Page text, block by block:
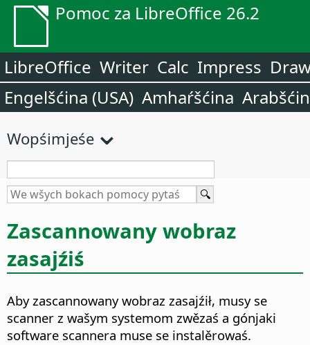
Pomoc za LibreOffice 26.2
LibreOffice Writer Calc Impress
Engelšćina (USA) Amhaŕšćina
Wopśimjeśe
Zascannowany wobraz
zasajźiś
Aby zascannowany wobraz zasajźił, musy se
scanner z wašym systemom zwězaś a gónjaki
software scannera muse se instalěrowaś.